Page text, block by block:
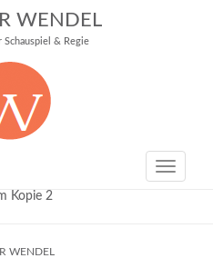
WENDEL
Schauspiel & Regie
Toggle
Kopie 2
WENDEL